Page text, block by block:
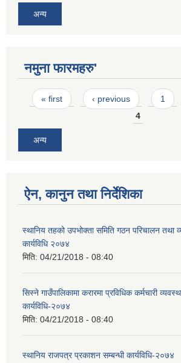
अन्य
नमुना फारमहरु'
Pages
« first ‹ previous 1
4
अन्य
ऐन, कानुन तथा निर्देशिका
स्थानिय तहको उपभोक्ता समिति गठन परिचालन तथा
कार्यविधि २०७४
मिति: 04/21/2018 - 08:40
सिस्ने गाउँपालिकामा करारमा प्रविधिक कर्मचारी
कार्यविधि-२०७४
मिति: 04/21/2018 - 08:40
स्थानिय राजपत्र प्रकाशन सम्बन्धी कार्यविधि-२०७४